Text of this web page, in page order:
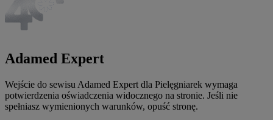
Adamed Expert
Wejście do sewisu Adamed Expert dla Pielęgniarek wymaga
potwierdzenia oświadczenia widocznego na stronie. Jeśli nie
spełniasz wymienionych warunków, opuść stronę.